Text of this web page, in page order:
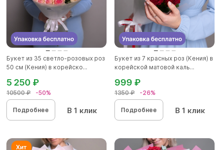
Букет из 35 светло-розовых роз
50 см (Кения) в корейско...
10500 ₽ -50%
5 250 ₽
Подробнее В 1 клик
Букет из 7 красных роз (Кения) в
корейской матовой каль...
1350 ₽ -26%
999 ₽
Подробнее В 1 клик